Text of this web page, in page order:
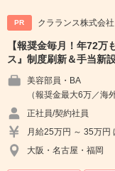
PR クラランス株式会社
【報奨金毎月！年72
ス』制度刷新＆手当新
美容部員・BA
（報奨金最大6万／海
正社員/契約社員
月給25万円 ～ 35万円
大阪・名古屋・福岡